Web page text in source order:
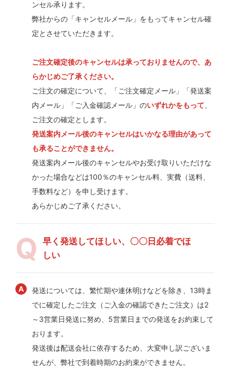
ンセル承ります。
弊社からの「キャンセルメール」をもってキャンセル確
定とさせていただきます。
ご注文確定後のキャンセルは承っておりませんので、あ
らかじめご了承ください。
ご注文の確定について、「ご注文確定メール」「発送案
内メール」「ご入金確認メール」のいずれかをもって
ご注文の確定とします。
発送案内メール後のキャンセルはいかなる理由があって
も承ることができません。
発送案内メール後のキャンセルやお受け取りいただけな
かった場合などは100％のキャンセル料、実費（送料、
手数料など）を申し受けます。
あらかじめご了承ください。
早く発送してほしい、〇〇日必着でほ
しい
発送については、繁忙期や連休明けなどを除き、13時ま
でに確定したご注文（ご入金の確認できたご注文）は2
～3営業日発送に努め、5営業日までの発送をお約束して
おります。
発送後は配送会社に依存するため、大変申し訳ございま
せんが、弊社で到着時期のお約束ができません。